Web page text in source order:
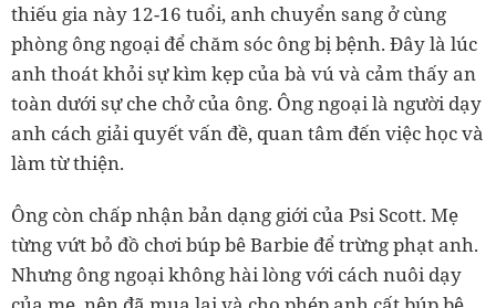
thiếu gia này 12-16 tuổi, anh chuyển sang ở cùng
phòng ông ngoại để chăm sóc ông bị bệnh. Đây là lúc
anh thoát khỏi sự kìm kẹp của bà vú và cảm thấy an
toàn dưới sự che chở của ông. Ông ngoại là người dạy
anh cách giải quyết vấn đề, quan tâm đến việc học và
làm từ thiện.
Ông còn chấp nhận bản dạng giới của Psi Scott. Mẹ
từng vứt bỏ đồ chơi búp bê Barbie để trừng phạt anh.
Nhưng ông ngoại không hài lòng với cách nuôi dạy